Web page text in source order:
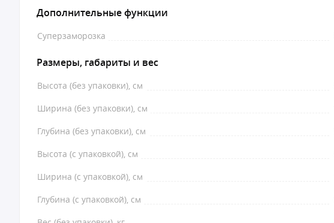
Дополнительные функции
Суперзаморозка
Размеры, габариты и вес
Высота (без упаковки), см
Ширина (без упаковки), см
Глубина (без упаковки), см
Высота (с упаковкой), см
Ширина (с упаковкой), см
Глубина (с упаковкой), см